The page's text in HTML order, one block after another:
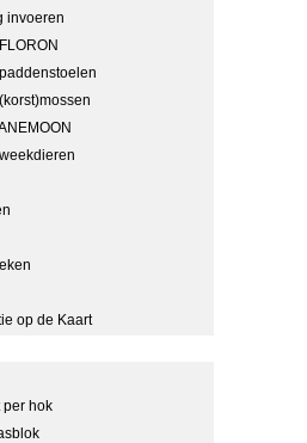
invoeren
op de Kaart
per hok